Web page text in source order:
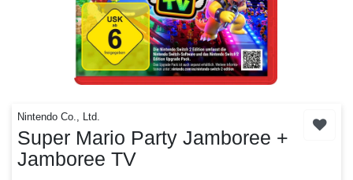
Nintendo Co., Ltd.
Super Mario Party Jamboree +
Jamboree TV